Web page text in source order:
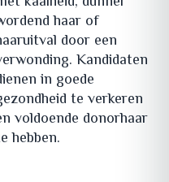
haar of
door een
Kandidaten
in goede
te verkeren
voldoende donorhaar
hebben.